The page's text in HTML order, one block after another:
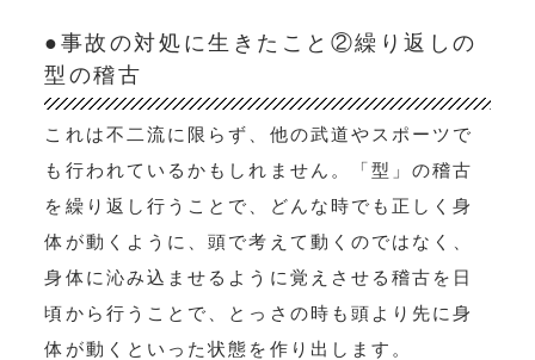
●事故の対処に生きたこと②繰り返しの
型の稽古
これは不二流に限らず、他の武道やスポーツで
も行われているかもしれません。「型」の稽古
を繰り返し行うことで、どんな時でも正しく身
体が動くように、頭で考えて動くのではなく、
身体に沁み込ませるように覚えさせる稽古を日
頃から行うことで、とっさの時も頭より先に身
体が動くといった状態を作り出します。